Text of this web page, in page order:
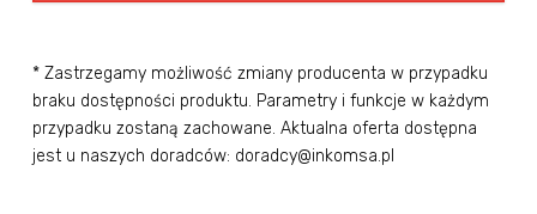
* Zastrzegamy możliwość zmiany producenta w przypadku
braku dostępności produktu. Parametry i funkcje w każdym
przypadku zostaną zachowane. Aktualna oferta dostępna
jest u naszych doradców: doradcy@inkomsa.pl